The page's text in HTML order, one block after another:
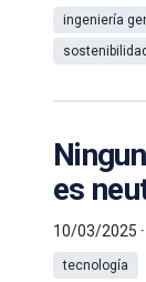
ingeniería
sostenibilidad
es
10/03/2025
tecnología